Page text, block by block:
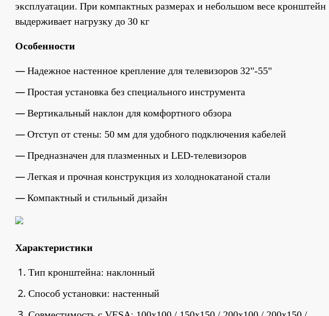
эксплуатации. При компактных размерах и небольшом весе кронштейн
выдерживает нагрузку до 30 кг
Особенности
Надежное настенное крепление для телевизоров 32"-55"
Простая установка без специального инструмента
Вертикальный наклон для комфортного обзора
Отступ от стены: 50 мм для удобного подключения кабелей
Предназначен для плазменных и LED-телевизоров
Легкая и прочная конструкция из холоднокатаной стали
Компактный и стильный дизайн
Характеристики
Тип кронштейна: наклонный
Способ установки: настенный